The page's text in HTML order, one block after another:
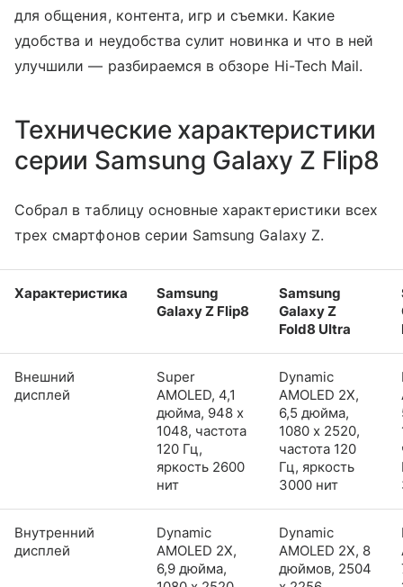
для общения, контента, игр и съемки. Какие
удобства и неудобства сулит новинка и что в ней
улучшили — разбираемся в обзоре Hi-Tech Mail.
Технические характеристики
серии Samsung Galaxy Z Flip8
Собрал в таблицу основные характеристики всех
трех смартфонов серии Samsung Galaxy Z.
Характеристика
Samsung
Galaxy Z Flip8
Samsung
Galaxy Z
Fold8 Ultra
Внешний
дисплей
Super
AMOLED, 4,1
дюйма, 948 x
1048, частота
120 Гц,
яркость 2600
нит
Dynamic
AMOLED 2X,
6,5 дюйма,
1080 x 2520,
частота 120
Гц, яркость
3000 нит
Внутренний
дисплей
Dynamic
AMOLED 2X,
6,9 дюйма,
Dynamic
AMOLED 2X, 8
дюймов, 2504